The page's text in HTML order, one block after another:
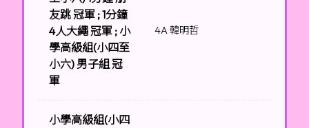
友跳 冠軍 ; 1分鐘
4人大繩 冠軍 ; 小
學高級組(小四至
小六) 男子組 冠
軍
4A 韓明哲
小學高級組(小四